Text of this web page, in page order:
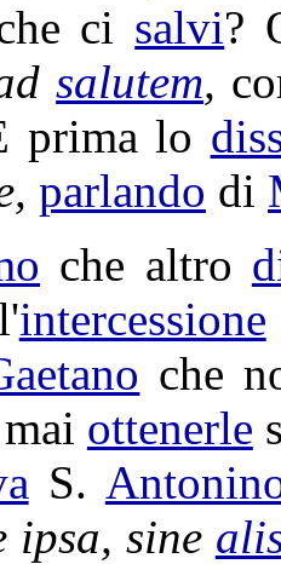
ci salvi?
salutem,
prima lo
parlando di
che altro
intercessione
che
ottenerle
S.
ipsa, sine